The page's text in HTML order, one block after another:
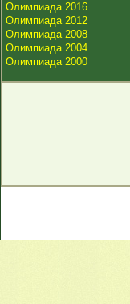
Олимпиада 2016
Олимпиада 2012
Олимпиада 2008
Олимпиада 2004
Олимпиада 2000